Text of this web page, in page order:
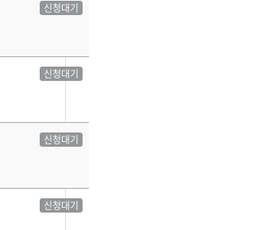
신청대기
신청대기
신청대기
신청대기